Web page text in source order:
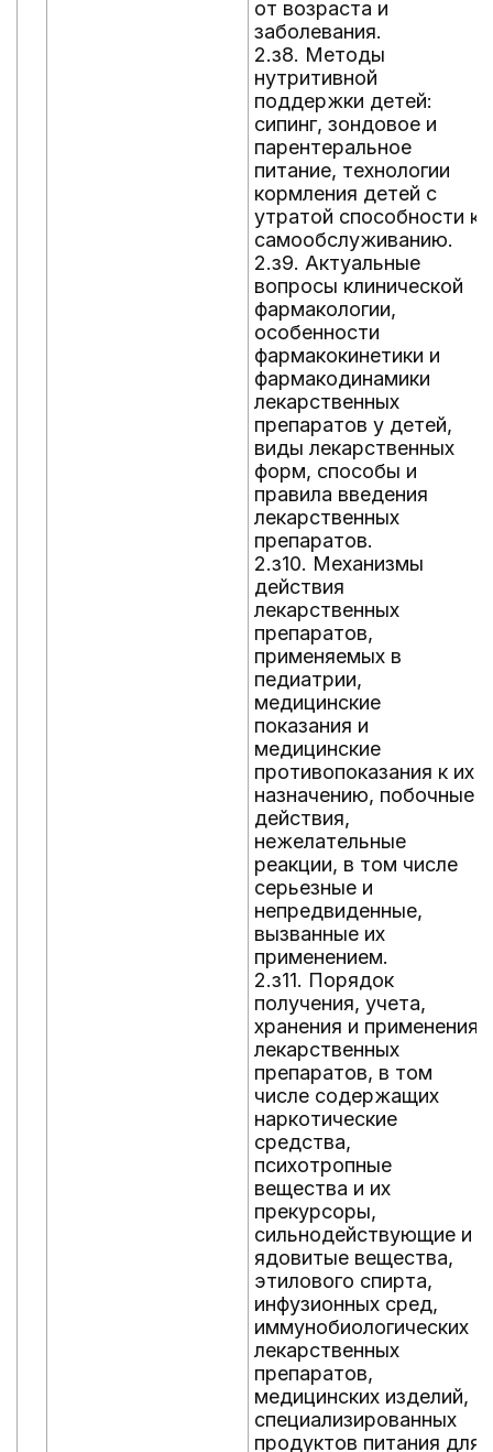
от возраста и
заболевания.
2.з8. Методы
нутритивной
поддержки детей:
сипинг, зондовое и
парентеральное
питание, технологии
кормления детей с
утратой способности к
самообслуживанию.
2.з9. Актуальные
вопросы клинической
фармакологии,
особенности
фармакокинетики и
фармакодинамики
лекарственных
препаратов у детей,
виды лекарственных
форм, способы и
правила введения
лекарственных
препаратов.
2.з10. Механизмы
действия
лекарственных
препаратов,
применяемых в
педиатрии,
медицинские
показания и
медицинские
противопоказания к их
назначению, побочные
действия,
нежелательные
реакции, в том числе
серьезные и
непредвиденные,
вызванные их
применением.
2.з11. Порядок
получения, учета,
хранения и применения
лекарственных
препаратов, в том
числе содержащих
наркотические
средства,
психотропные
вещества и их
прекурсоры,
сильнодействующие и
ядовитые вещества,
этилового спирта,
инфузионных сред,
иммунобиологических
лекарственных
препаратов,
медицинских изделий,
специализированных
продуктов питания для